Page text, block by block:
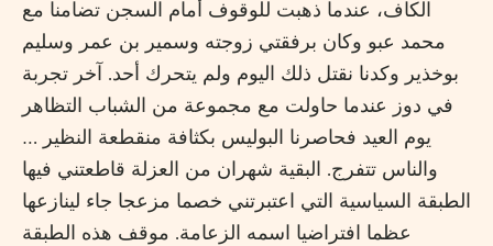
الكاف، عندما ذهبت للوقوف أمام السجن تضامنا مع
محمد عبو وكان برفقتي زوجته وسمير بن عمر وسليم
بوخذير وكدنا نقتل ذلك اليوم ولم يتحرك أحد. آخر تجربة
في دوز عندما حاولت مع مجموعة من الشباب التظاهر
يوم العيد فحاصرنا البوليس بكثافة منقطعة النظير …
والناس تتفرج. البقية شهران من العزلة قاطعتني فيها
الطبقة السياسية التي اعتبرتني خصما مزعجا جاء لينازعها
عظما افتراضيا اسمه الزعامة. موقف هذه الطبقة